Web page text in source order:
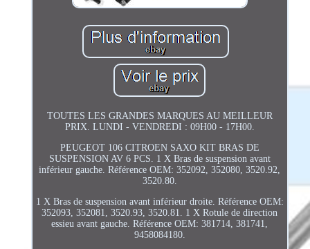
TOUTES LES GRANDES MARQUES AU MEILLEUR
PRIX. LUNDI - VENDREDI : 09H00 - 17H00.
PEUGEOT 106 CITROEN SAXO KIT BRAS DE
SUSPENSION AV 6 PCS. 1 X Bras de suspension avant
inférieur gauche. Référence OEM: 352092, 352080, 3520.92,
3520.80.
1 X Bras de suspension avant inférieur droite. Référence OEM:
352093, 352081, 3520.93, 3520.81. 1 X Rotule de direction
essieu avant gauche. Référence OEM: 381714, 381741,
9458084180.